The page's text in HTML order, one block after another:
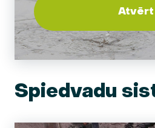
Atvērt
Spiedvadu